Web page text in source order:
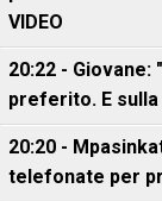
VIDEO
20:22 -
preferito. E sulla
20:20 -
telefonate per